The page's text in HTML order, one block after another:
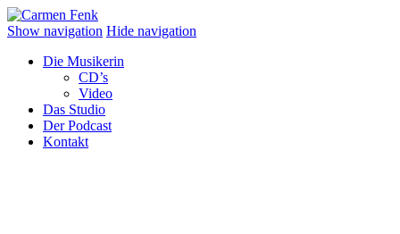
Show navigation Hide navigation
Die Musikerin
CD’s
Video
Das Studio
Der Podcast
Kontakt